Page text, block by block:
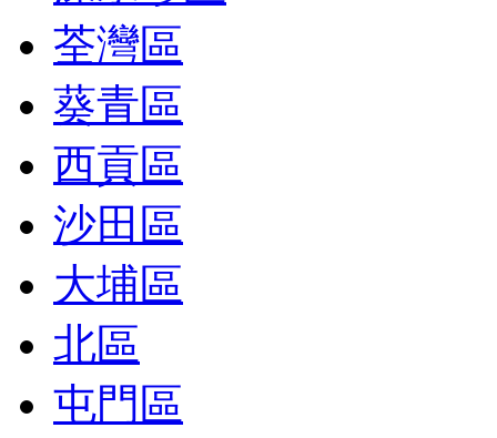
荃灣區
葵青區
西貢區
沙田區
大埔區
北區
屯門區